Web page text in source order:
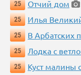
25
Отчий дом
25
Илья
25
В Арбатских
25
Лодка с
25
Куст малины